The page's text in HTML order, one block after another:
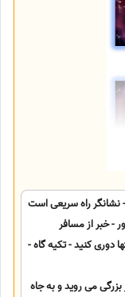
نشانگر راه سریعی است
- خبر از مسافر
کنید - تکیه گاه -
می روید و به جاه